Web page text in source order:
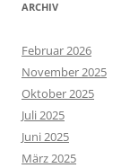
ARCHIV
Februar 2026
November 2025
Oktober 2025
Juli 2025
Juni 2025
März 2025